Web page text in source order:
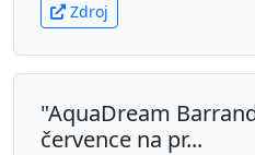
Zdroj
"AquaDream
července na pr...